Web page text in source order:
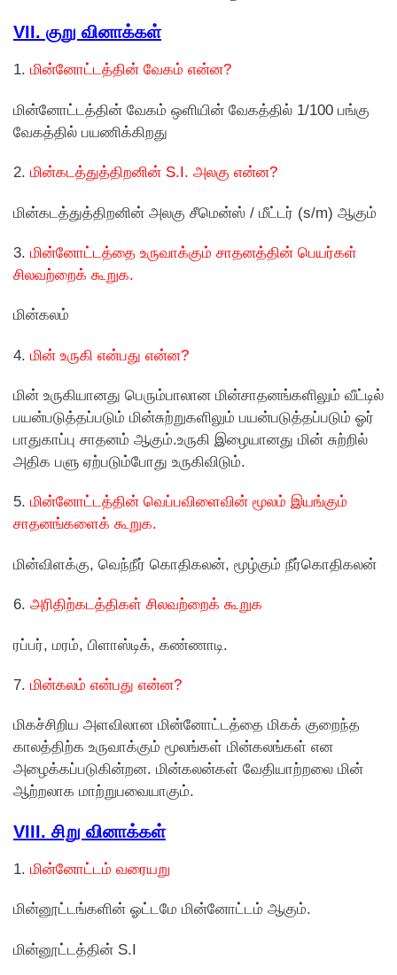
VII. குறு வினாக்கள்
1. மின்னோட்டத்தின் வேகம் என்ன?
மின்னோட்டத்தின் வேகம் ஒளியின் வேகத்தில் 1/100 பங்கு
வேகத்தில் பயணிக்கிறது
2. மின்கடத்துத்திறனின் S.I. அலகு என்ன?
மின்கடத்துத்திறனின் அலகு சீமென்ஸ் / மீட்டர் (s/m) ஆகும்
3. மின்னோட்டத்தை உருவாக்கும் சாதனத்தின் பெயர்கள்
சிலவற்றைக் கூறுக.
மின்கலம்
4. மின் உருகி என்பது என்ன?
மின் உருகியானது பெரும்பாலான மின்சாதனங்களிலும் வீட்டில்
பயன்படுத்தப்படும் மின்சுற்றுகளிலும் பயன்படுத்தப்படும் ஓர்
பாதுகாப்பு சாதனம் ஆகும்.உருகி இழையானது மின் சுற்றில்
அதிக பளு ஏற்படும்போது உருகிவிடும்.
5. மின்னோட்டத்தின் வெப்பவிளைவின் மூலம் இயங்கும்
சாதனங்களைக் கூறுக.
மின்விளக்கு, வெந்நீர் கொதிகலன், மூழ்கும் நீர்கொதிகலன்
6. அரிதிற்கடத்திகள் சிலவற்றைக் கூறுக
ரப்பர், மரம், பிளாஸ்டிக், கண்ணாடி.
7. மின்கலம் என்பது என்ன?
மிகச்சிறிய அளவிலான மின்னோட்டத்தை மிகக் குறைந்த
காலத்திற்க உருவாக்கும் மூலங்கள் மின்கலங்கள் என
அழைக்கப்படுகின்றன. மின்கலன்கள் வேதியாற்றலை மின்
ஆற்றலாக மாற்றுபவையாகும்.
VIII. சிறு வினாக்கள்
1. மின்னோட்டம் வரையறு
மின்னூட்டங்களின் ஓட்டமே மின்னோட்டம் ஆகும்.
மின்னூட்டத்தின் S.I